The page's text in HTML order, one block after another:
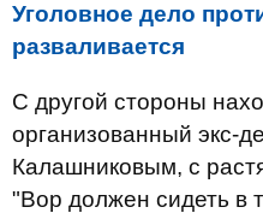
Уголовное дело
разваливается
С другой стороны
организованный экс-
Калашниковым, с
"Вор должен сидеть в